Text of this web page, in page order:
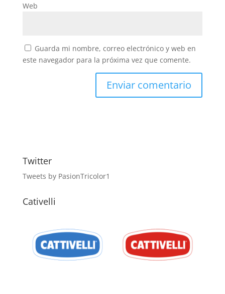
Web
Guarda mi nombre, correo electrónico y web en
este navegador para la próxima vez que comente.
Twitter
Tweets by PasionTricolor1
Cativelli